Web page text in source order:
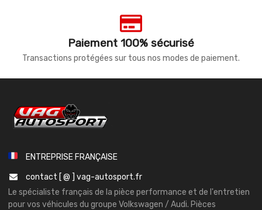
Paiement 100% sécurisé
Transactions protégées sur tous nos modes de paiement.
ENTREPRISE FRANÇAISE
contact [ @ ] vag-autosport.fr
Le spécialiste français de la pièce performance et de l'entretien
pour vos véhicules du groupe Volkswagen / Audi. Pièces